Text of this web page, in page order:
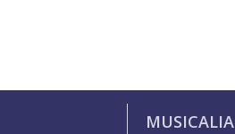
MUSICALIA